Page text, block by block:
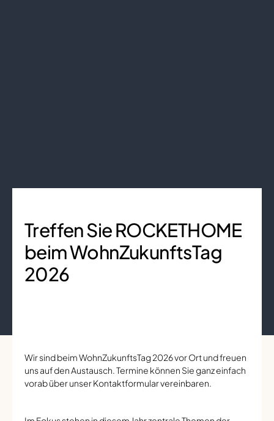
Treffen Sie ROCKETHOME
beim WohnZukunftsTag
2026
Wir sind beim WohnZukunftsTag 2026 vor Ort und freuen
uns auf den Austausch. Termine können Sie ganz einfach
vorab über unser Kontaktformular vereinbaren.